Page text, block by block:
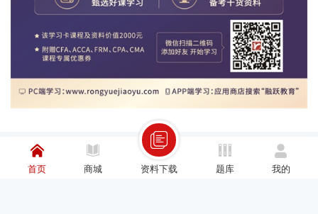
首页 商城 资料下载 题库 我的